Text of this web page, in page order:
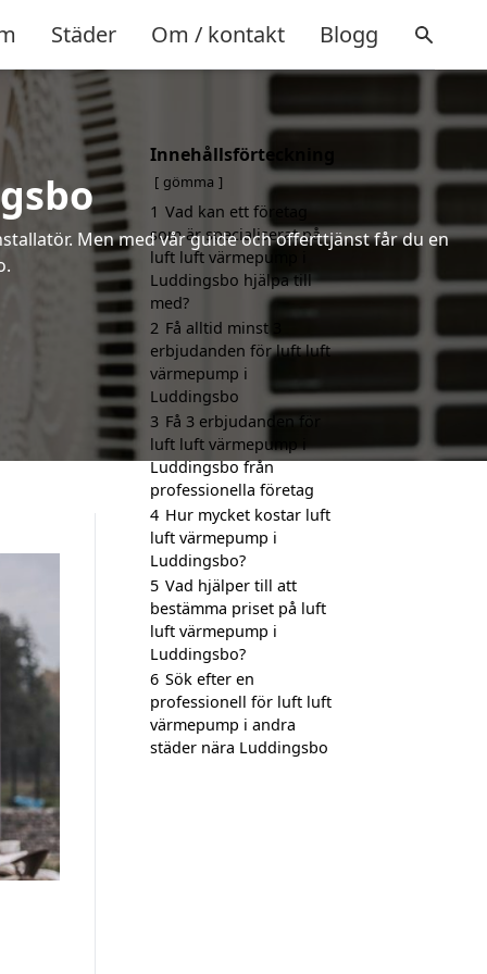
Städer Om / kontakt Blogg
Men med vår guide och offerttjänst får du en
Innehållsförteckning
gömma
1 Vad kan ett företag
som är specialiserat på
luft luft värmepump i
Luddingsbo hjälpa till
med?
2 Få alltid minst 3
erbjudanden för luft luft
värmepump i
Luddingsbo
3 Få 3 erbjudanden för
luft luft värmepump i
Luddingsbo från
professionella företag
4 Hur mycket kostar luft
luft värmepump i
Luddingsbo?
5 Vad hjälper till att
bestämma priset på luft
luft värmepump i
Luddingsbo?
6 Sök efter en
professionell för luft luft
värmepump i andra
städer nära Luddingsbo